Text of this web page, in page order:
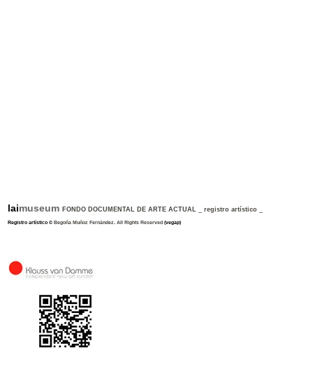
laimuseum FONDO DOCUMENTAL DE ARTE ACTUAL registro artístico
Registro artístico © Begoña Muñoz Fernández All Rights Reserved (vegap)